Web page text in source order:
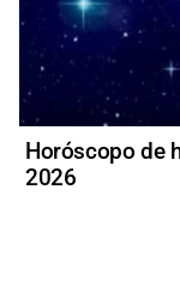
Horóscopo de
2026